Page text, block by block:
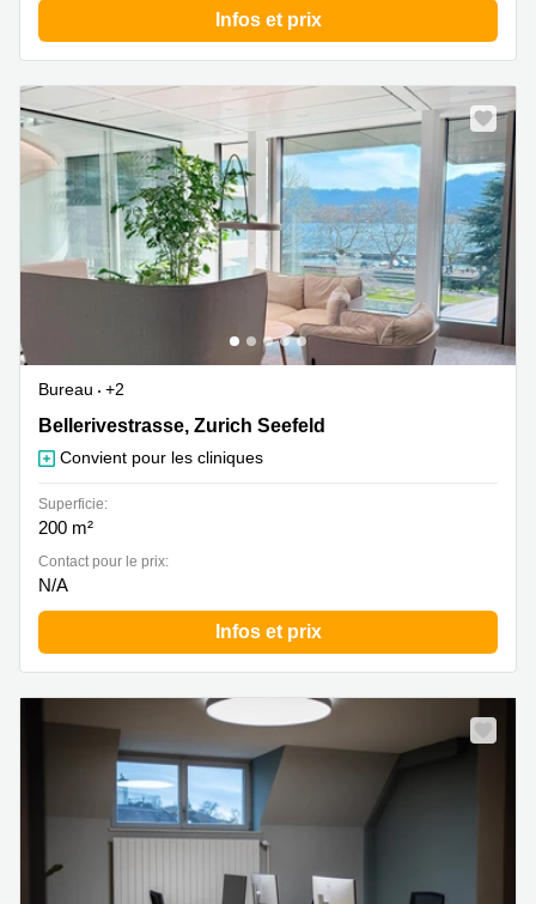
Infos et prix
Bureau
+2
Bellerivestrasse 36, Zurich Seefeld
Bellerivestrasse, Zurich Seefeld
Convient pour les cliniques
Superficie:
200 m²
Contact pour le prix:
N/A
Infos et prix